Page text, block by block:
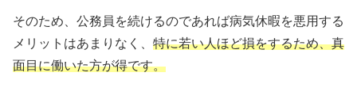
そのため、公務員を続けるのであれば病気休暇を悪用する
メリットはあまりなく、 特に若い人ほど損をするため、真
面目に働いた方が得です。